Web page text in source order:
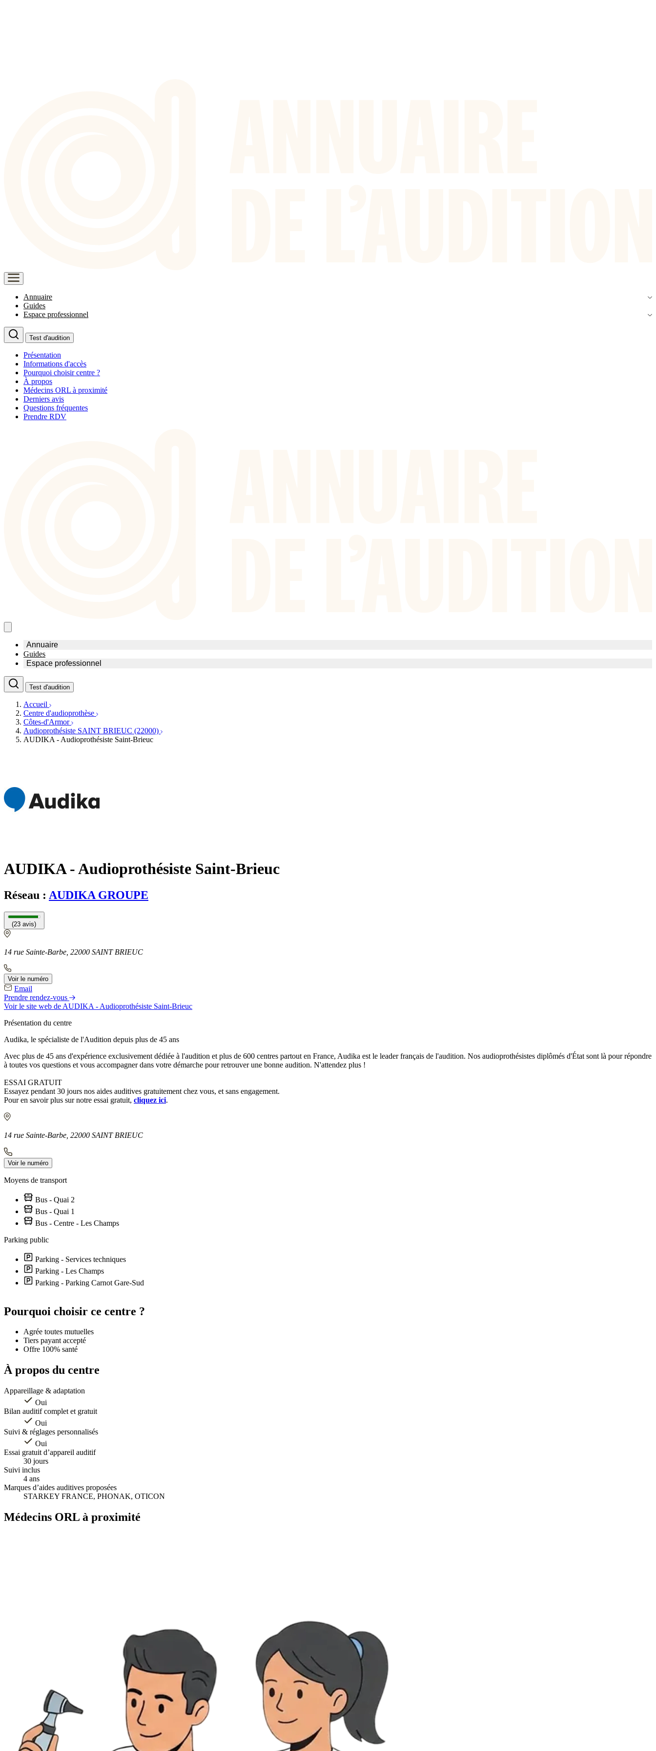
Annuaire
Guides
Espace professionnel
Test d'audition
Présentation
Informations d'accès
Pourquoi choisir centre ?
À propos
Médecins ORL à proximité
Derniers avis
Questions fréquentes
Prendre RDV
Annuaire
Trouvez un professionnel de l'audition
Médecins ORL & Phoniatres
Services ORL
Écoles spécialisées
Fournisseurs
Associations
Guides
Espace professionnel
Acteurs et services
Fournisseurs
Services ORL
Orthophonistes
Formations et écoles
Organismes / Syndicats
Produits
Test d'audition
Accueil
Centre d'audioprothèse
Côtes-d'Armor
Audioprothésiste SAINT BRIEUC (22000)
AUDIKA - Audioprothésiste Saint-Brieuc
AUDIKA - Audioprothésiste Saint-Brieuc
Réseau : AUDIKA GROUPE
(23 avis)
14 rue Sainte-Barbe, 22000 SAINT BRIEUC
Voir le numéro
Email
Prendre rendez-vous
Voir le site web de AUDIKA - Audioprothésiste Saint-Brieuc
Présentation du centre
Audika, le spécialiste de l'Audition depuis plus de 45 ans
Avec plus de 45 ans d'expérience exclusivement dédiée à l'audition et plus de 600 centres partout en France, Audika est le leader français de l'audition. Nos audioprothésistes diplômés d'État sont là pour répondre
à toutes vos questions et vous accompagner dans votre démarche pour retrouver une bonne audition. N'attendez plus !
ESSAI GRATUIT
Essayez pendant 30 jours nos aides auditives gratuitement chez vous, et sans engagement.
Pour en savoir plus sur notre essai gratuit, cliquez ici.
14 rue Sainte-Barbe, 22000 SAINT BRIEUC
Voir le numéro
Moyens de transport
Bus - Quai 2
Bus - Quai 1
Bus - Centre - Les Champs
Parking public
Parking - Services techniques
Parking - Les Champs
Parking - Parking Carnot Gare-Sud
+
Pourquoi choisir ce centre ?
Agrée toutes mutuelles
Tiers payant accepté
Offre 100% santé
À propos du centre
Appareillage & adaptation
Oui
Bilan auditif complet et gratuit
Oui
Suivi & réglages personnalisés
Oui
Essai gratuit d’appareil auditif
30 jours
Suivi inclus
4 ans
Marques d’aides auditives proposées
STARKEY FRANCE, PHONAK, OTICON
Médecins ORL à proximité